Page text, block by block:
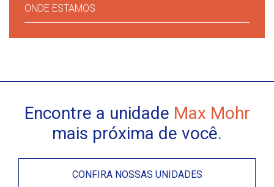
ONDE ESTAMOS
Encontre a unidade Max Mohr
mais próxima de você.
CONFIRA NOSSAS UNIDADES